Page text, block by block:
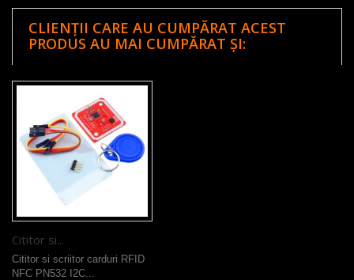
CLIENȚII CARE AU CUMPĂRAT ACEST
PRODUS AU MAI CUMPĂRAT ȘI:
Cititor si...
Cititor si scriitor carduri RFID
NFC PN532 I2C...